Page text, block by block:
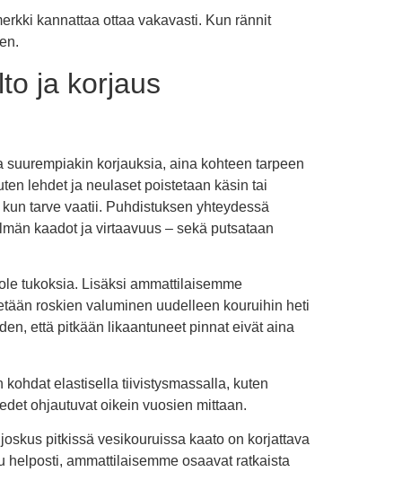
kannattaa ottaa vakavasti. Kun rännit
ja korjaus
korjauksia, aina kohteen tarpeen
lehdet ja neulaset poistetaan käsin tai
tarve vaatii. Puhdistuksen yhteydessä
kaadot ja virtaavuus – sekä putsataan
tukoksia. Lisäksi ammattilaisemme
roskien valuminen uudelleen kouruihin heti
että pitkään likaantuneet pinnat eivät aina
elastisella tiivistysmassalla, kuten
ohjautuvat oikein vuosien mittaan.
pitkissä vesikouruissa kaato on korjattava
ammattilaisemme osaavat ratkaista